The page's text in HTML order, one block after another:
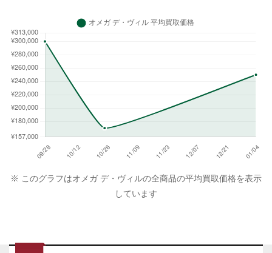
※ このグラフはオメガ デ・ヴィルの全商品の平均買取価格を表示
しています